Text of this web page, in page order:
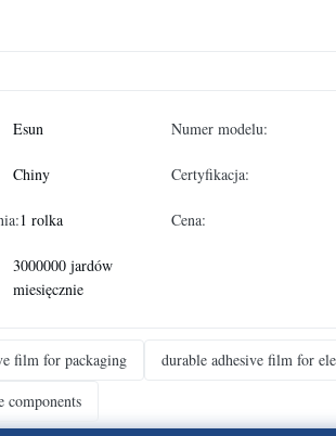
Esun Numer modelu:
Chiny Certyfikacja:
1 rolka Cena:
3000000 jardów
miesięcznie
film for packaging
durable adhesive film for